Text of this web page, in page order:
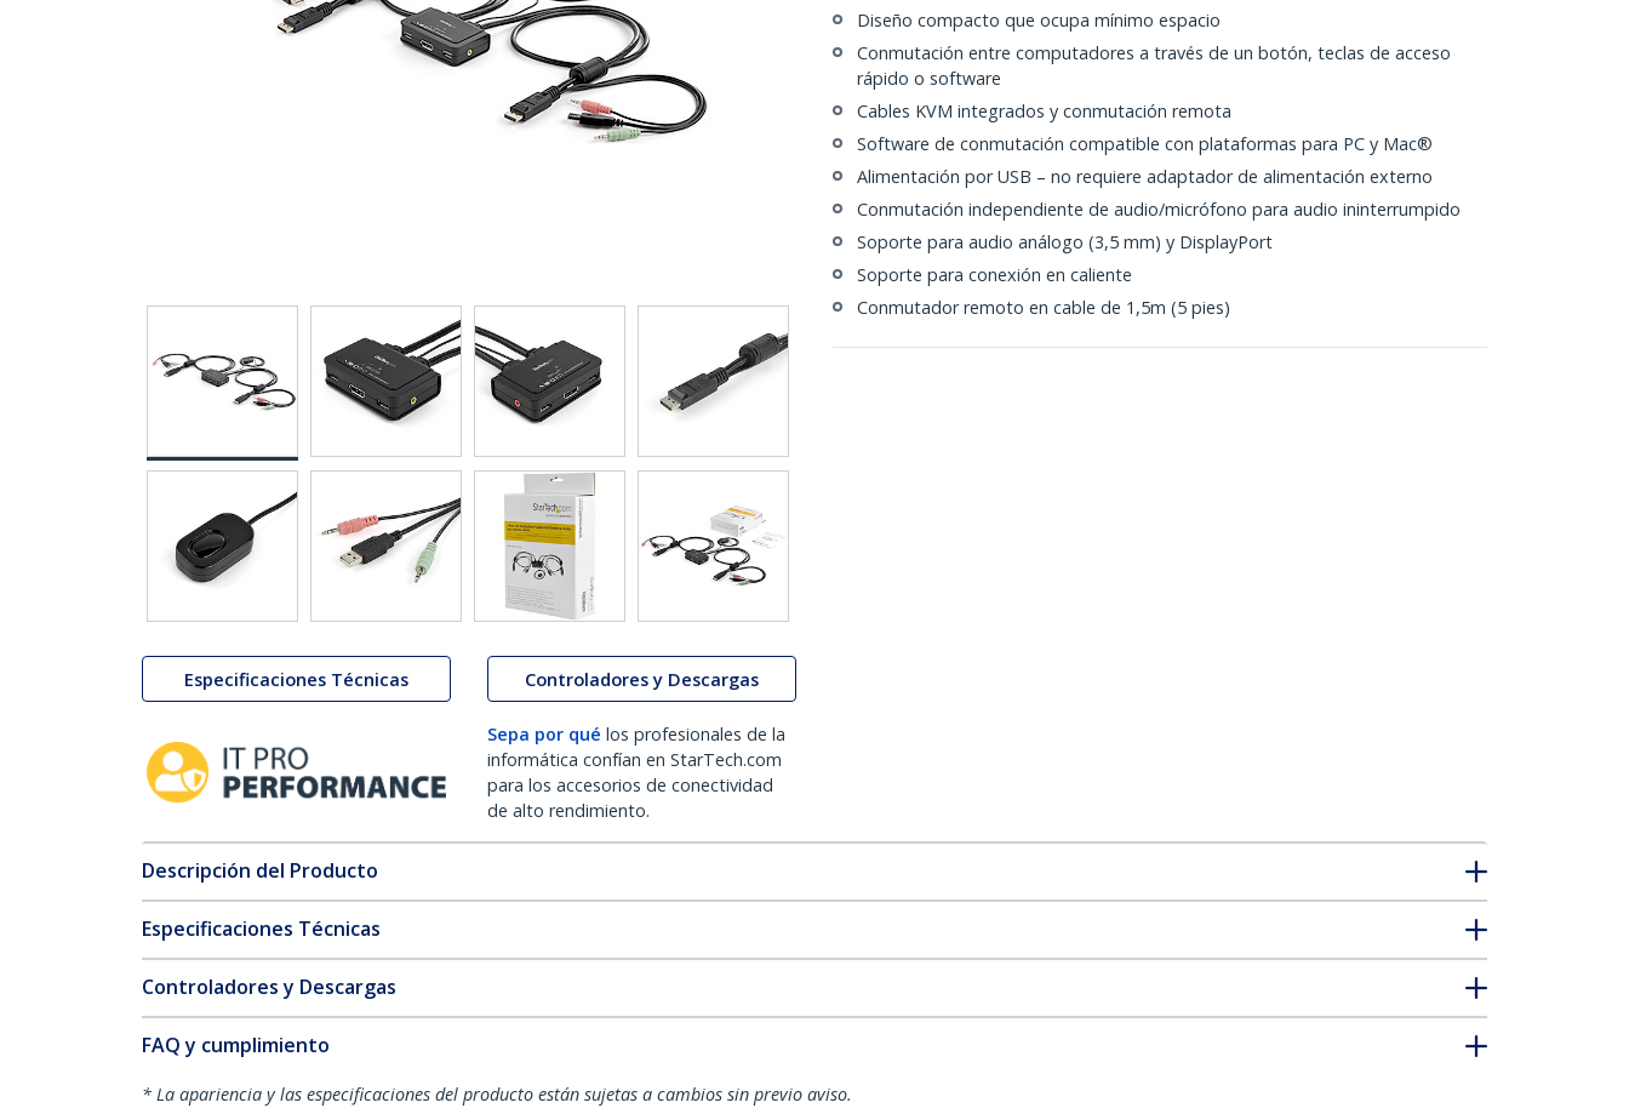
Especificaciones Técnicas Controladores y Descargas
Sepa por qué los profesionales de la
informática confían en StarTech.com
para los accesorios de conectividad
de alto rendimiento.
Diseño compacto que ocupa mínimo espacio
Conmutación entre computadores a través de un botón, teclas de acceso
rápido o software
Cables KVM integrados y conmutación remota
Software de conmutación compatible con plataformas para PC y Mac®
Alimentación por USB – no requiere adaptador de alimentación externo
Conmutación independiente de audio/micrófono para audio ininterrumpido
Soporte para audio análogo (3,5 mm) y DisplayPort
Soporte para conexión en caliente
Conmutador remoto en cable de 1,5m (5 pies)
Descripción del Producto
Especificaciones Técnicas
Controladores y Descargas
FAQ y cumplimiento
* La apariencia y las especificaciones del producto están sujetas a cambios sin previo aviso.